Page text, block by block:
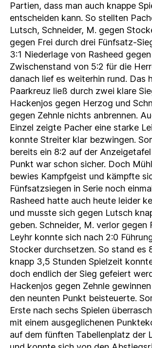
Partien, dass man auch knappe
entscheiden kann. So stellten
Lutsch, Schneider, M. gegen
gegen Frei durch drei Fünfsatz-
3:1 Niederlage von Rasheed
Zwischenstand von 5:2 für die
danach lief es weiterhin rund. Das
Paarkreuz ließ durch zwei klare
Hackenjos gegen Herzog und
gegen Zehnle nichts anbrennen.
Einzel zeigte Pacher eine starke
konnte Streiter klar bezwingen.
bereits ein 8:2 auf der
Punkt war schon sicher. Doch
bewies Kampfgeist und kämpfte
Fünfsatzsiegen in Serie noch
Rasheed hatte auch heute leider
und musste sich gegen Lutsch
geben. Schneider, M. verlor gegen
Leyhr konnte sich nach 2:0
Stocker durchsetzen. So stand es
knapp 3,5 Stunden Spielzeit
doch endlich der Sieg gefeiert
Hackenjos gegen Zehnle
den neunten Punkt beisteuerte.
Erste nach sechs Spielen
mit einem ausgeglichenen
auf dem fünften Tabellenplatz der